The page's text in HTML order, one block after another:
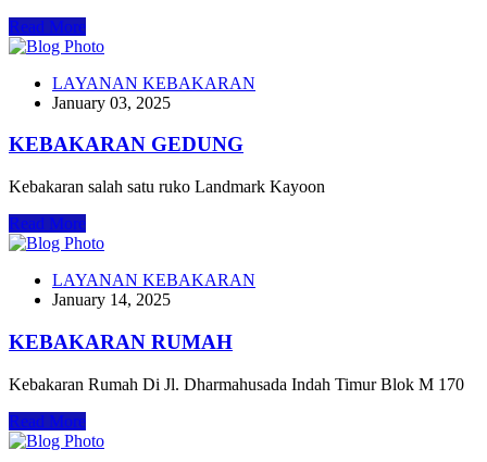
Read More
LAYANAN KEBAKARAN
January 03, 2025
KEBAKARAN GEDUNG
Kebakaran salah satu ruko Landmark Kayoon
Read More
LAYANAN KEBAKARAN
January 14, 2025
KEBAKARAN RUMAH
Kebakaran Rumah Di Jl. Dharmahusada Indah Timur Blok M 170
Read More